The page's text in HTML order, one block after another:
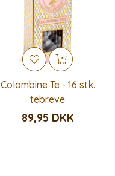
Colombine Te - 16 stk.
tebreve
89,95 DKK